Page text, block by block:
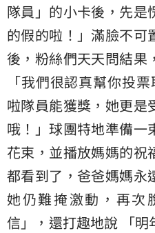
隊員」的小卡後，先是
的假的啦！」滿臉不可
後，粉絲們天天問結果
「我們很認真幫你投
啦隊員能獲獎，她更是
哦！」球團特地準備一
花束，並播放媽媽的祝
都看到了，爸爸媽媽永
她仍難掩激動，再次
信」，還打趣地說 「